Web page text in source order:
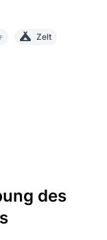
Zelt
des